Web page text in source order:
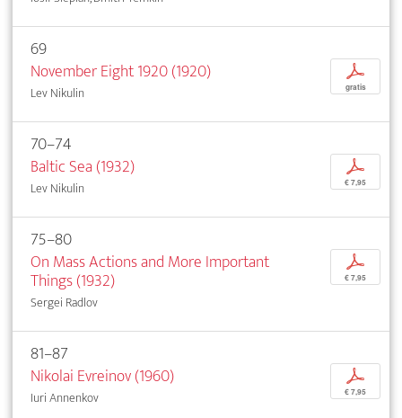
69
November Eight 1920 (1920)
Lev Nikulin
p
gratis
70–74
Baltic Sea (1932)
Lev Nikulin
p
€ 7,95
75–80
On Mass Actions and More Important
Things (1932)
Sergei Radlov
p
€ 7,95
81–87
Nikolai Evreinov (1960)
Iuri Annenkov
p
€ 7,95